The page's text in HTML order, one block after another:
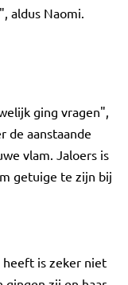
aldus Naomi.
ging vragen",
de aanstaande
vlam. Jaloers is
getuige te zijn bij
heeft is zeker niet